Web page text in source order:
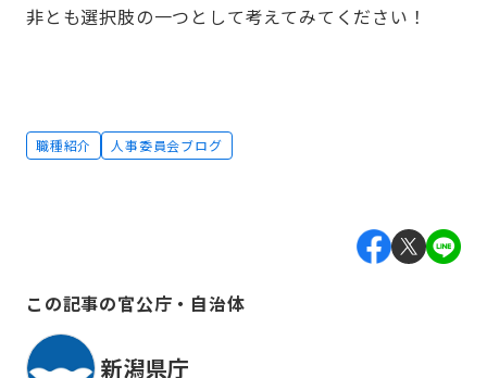
非とも選択肢の一つとして考えてみてください！
職種紹介 人事委員会ブログ
この記事の官公庁・自治体
新潟県庁